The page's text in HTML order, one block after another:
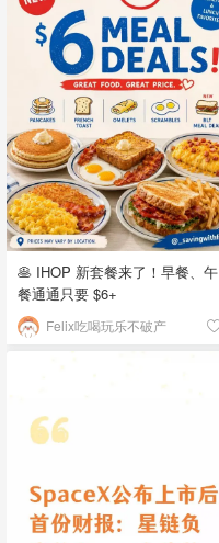
🥞 IHOP 新套餐来了！早餐、午
餐通通只要 $6+
Felix吃喝玩乐不破产